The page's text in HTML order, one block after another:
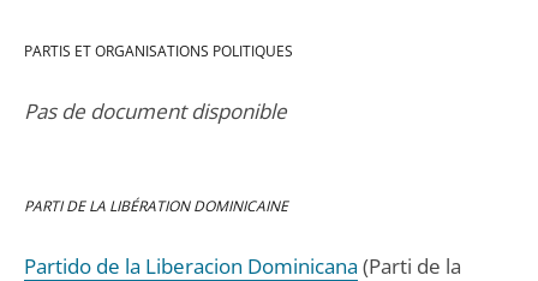
PARTIS ET ORGANISATIONS POLITIQUES
Pas de document disponible
PARTI DE LA LIBÉRATION DOMINICAINE
Partido de la Liberacion Dominicana (Parti de la